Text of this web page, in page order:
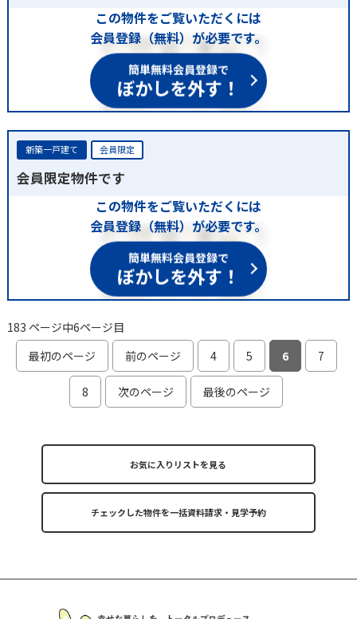
この物件をご覧いただくには
会員登録（無料）が必要です。
簡単無料会員登録で
ぼかしを外す！
新築一戸建て 会員限定
会員限定物件です
この物件をご覧いただくには
会員登録（無料）が必要です。
簡単無料会員登録で
ぼかしを外す！
183 ページ中6ページ目
最初のページ
前のページ 4 5 6 7
8 次のページ 最後のページ
お気に入りリストを見る